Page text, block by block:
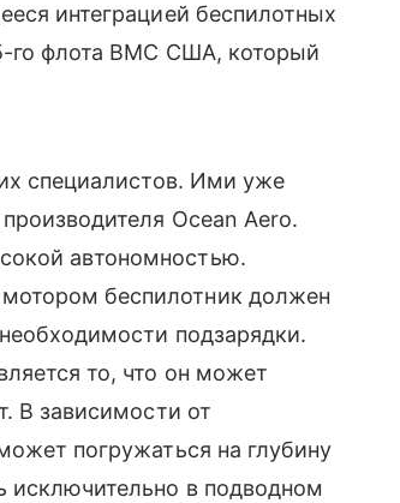
интеграцией беспилотных
го флота ВМС США, который
специалистов. Ими уже
Ocean Aero.
автономностью.
беспилотник должен
подзарядки.
то, что он может
В зависимости от
погружаться на глубину
в подводном